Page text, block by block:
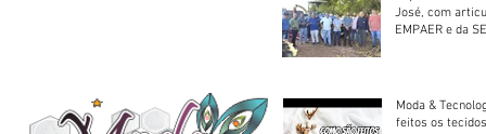
José, com
EMPAER e da
Moda &
feitos os